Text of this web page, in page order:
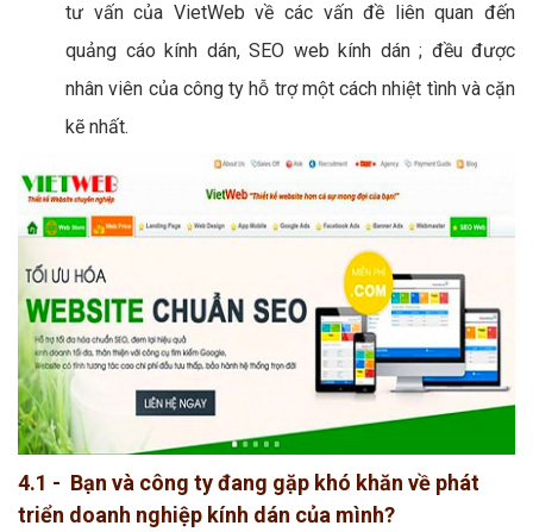
tư vấn của VietWeb về các vấn đề liên quan đến
quảng cáo kính dán, SEO web kính dán ; đều được
nhân viên của công ty hỗ trợ một cách nhiệt tình và cặn
kẽ nhất.
4.1 - Bạn và công ty đang gặp khó khăn về phát
triển doanh nghiệp kính dán của mình?